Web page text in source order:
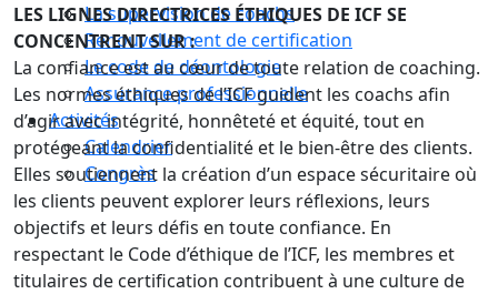
La supervision de coachs
Renouvellement de certification
Le code de déontologie
Assurance professionnelle
Activités
Calendrier
Congrès
LES LIGNES DIRECTRICES ÉTHIQUES DE ICF SE
CONCENTRENT SUR :
La confiance est au cœur de toute relation de coaching.
Les normes éthiques de l’ICF guident les coachs afin
d’agir avec intégrité, honnêteté et équité, tout en
protégeant la confidentialité et le bien-être des clients.
Elles soutiennent la création d’un espace sécuritaire où
les clients peuvent explorer leurs réflexions, leurs
objectifs et leurs défis en toute confiance. En
respectant le Code d’éthique de l’ICF, les membres et
titulaires de certification contribuent à une culture de